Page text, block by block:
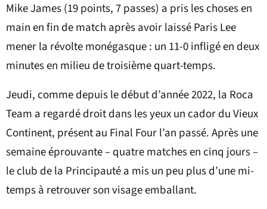
Mike James (19 points, 7 passes) a pris les choses en
main en fin de match après avoir laissé Paris Lee
mener la révolte monégasque : un 11-0 infligé en deux
minutes en milieu de troisième quart-temps.
Jeudi, comme depuis le début d’année 2022, la Roca
Team a regardé droit dans les yeux un cador du Vieux
Continent, présent au Final Four l’an passé. Après une
semaine éprouvante – quatre matches en cinq jours –
le club de la Principauté a mis un peu plus d’une mi-
temps à retrouver son visage emballant.